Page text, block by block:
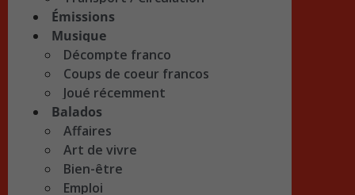
Émissions
Musique
Décompte franco
Coups de coeur francos
Joué récemment
Balados
Affaires
Art de vivre
Bien-être
Emploi